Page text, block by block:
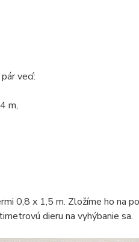
vecí:
m,
0,8 x 1,5 m. Zložíme ho na
dieru na vyhýbanie sa.